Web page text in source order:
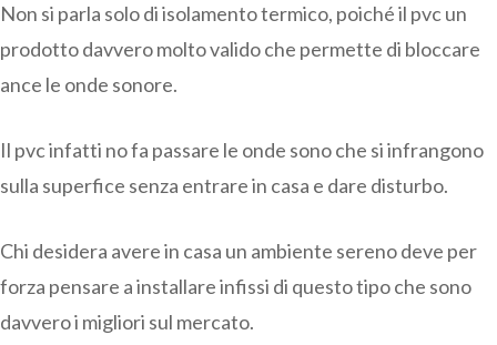
Non si parla solo di isolamento termico, poiché il pvc un
prodotto davvero molto valido che permette di bloccare
ance le onde sonore.
Il pvc infatti no fa passare le onde sono che si infrangono
sulla superfice senza entrare in casa e dare disturbo.
Chi desidera avere in casa un ambiente sereno deve per
forza pensare a installare infissi di questo tipo che sono
davvero i migliori sul mercato.